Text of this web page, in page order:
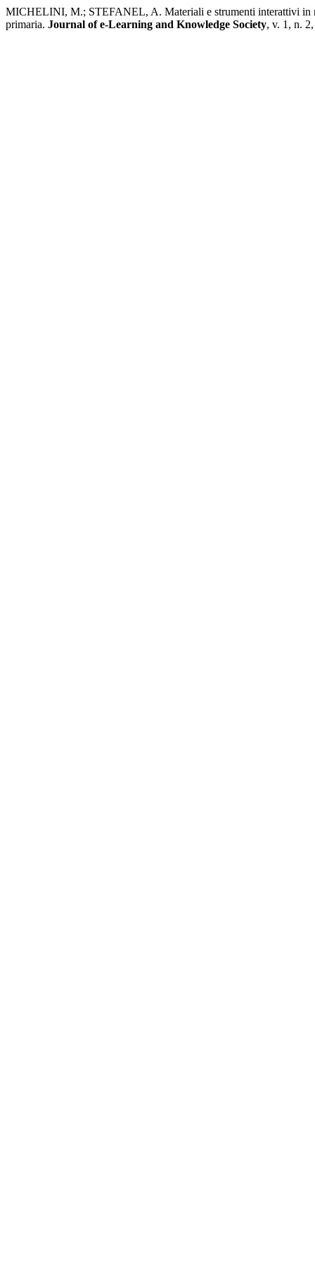
MICHELINI, M.; STEFANEL, A. Materiali e strumenti interattivi in
primaria. Journal of e-Learning and Knowledge Society, v. 1, n.